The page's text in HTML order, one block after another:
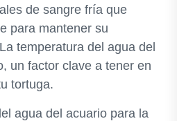
de sangre fría que
para mantener su
temperatura del agua del
un factor clave a tener en
tortuga.
agua del acuario para la